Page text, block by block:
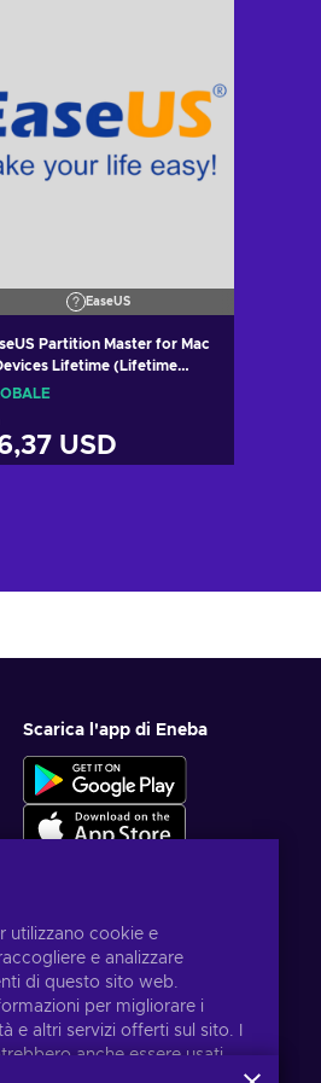
EaseUS
Partition Master for Mac
Lifetime (Lifetime
Key GLOBAL
USD
Scarica l'app di Eneba
utilizzano cookie e
e analizzare
di questo sito web.
per migliorare i
e altri servizi offerti sul sito. I
anche essere usati